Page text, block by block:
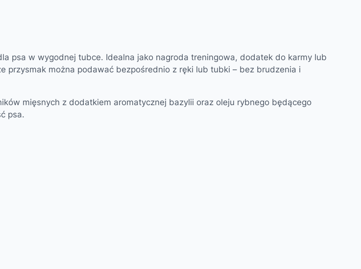
psa w wygodnej tubce. Idealna jako nagroda treningowa, dodatek do karmy lub
przysmak można podawać bezpośrednio z ręki lub tubki – bez brudzenia i
mięsnych z dodatkiem aromatycznej bazylii oraz oleju rybnego będącego
psa.